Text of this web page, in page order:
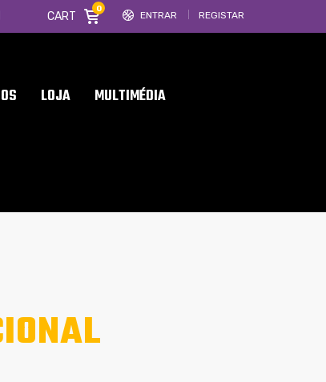
ENTRAR REGISTAR
CART
0
LOJA MULTIMÉDIA